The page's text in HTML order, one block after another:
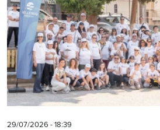
29/07/2026 - 18:39